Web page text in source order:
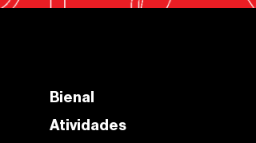
Bienal
Atividades